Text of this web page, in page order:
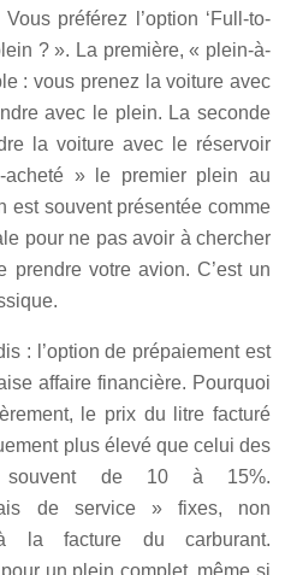
préférez l’option ‘Full-to-
? ». La première, « plein-à-
: vous prenez la voiture avec
avec le plein. La seconde
la voiture avec le réservoir
» le premier plein au
est souvent présentée comme
pour ne pas avoir à chercher
prendre votre avion. C’est un
: l’option de prépaiement est
affaire financière. Pourquoi
le prix du litre facturé
plus élevé que celui des
souvent de 10 à 15%.
de service » fixes, non
à la facture du carburant.